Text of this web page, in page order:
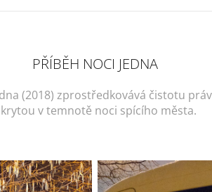
PŘÍBĚH NOCI JEDNA
(2018) zprostředkovává čistotu
v temnotě noci spícího města.